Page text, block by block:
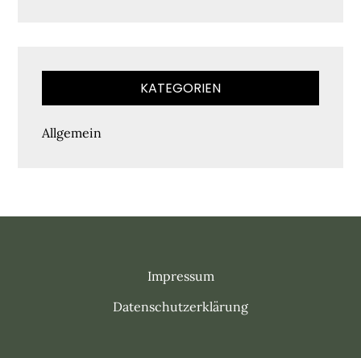
KATEGORIEN
Allgemein
Impressum
Datenschutzerklärung